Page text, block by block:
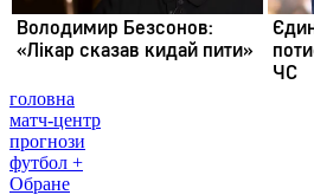
головна
матч-центр
прогнози
футбол +
Обране